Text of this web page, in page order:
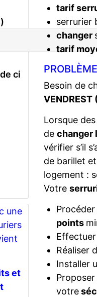
ci
une
et
tarif
serrurier
changer
tarif
Besoin de
Lorsque des
de changer
vérifier s’il
de barillet
logement :
Votre
points
Effectuer
Réaliser
Installer
votre